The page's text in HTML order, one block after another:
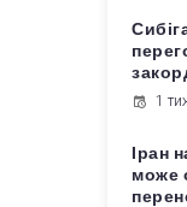
1
Іран
може